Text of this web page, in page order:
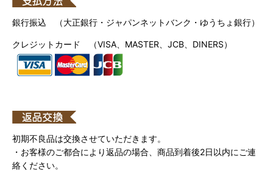
銀行振込 （大正銀行・ジャパンネットバンク・ゆうちょ銀行）
クレジットカード （VISA、MASTER、JCB、DINERS）
初期不良品は交換させていただきます。
・お客様のご都合により返品の場合、商品到着後2日以内にご連
絡ください。